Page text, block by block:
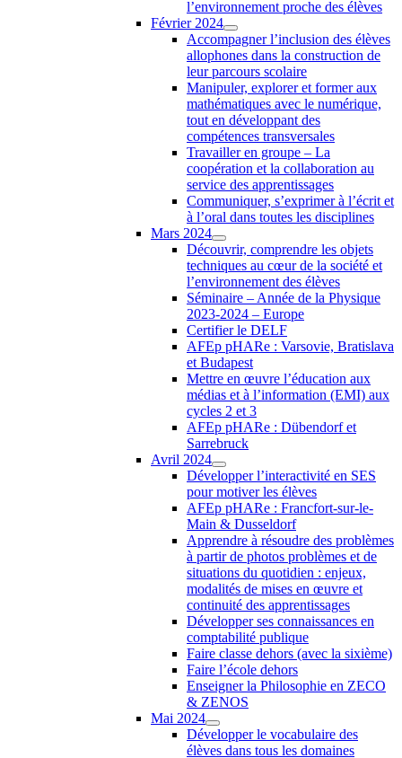
l’environnement proche des élèves
Février 2024
Accompagner l’inclusion des élèves
allophones dans la construction de
leur parcours scolaire
Manipuler, explorer et former aux
mathématiques avec le numérique,
tout en développant des
compétences transversales
Travailler en groupe – La
coopération et la collaboration au
service des apprentissages
Communiquer, s’exprimer à l’écrit et
à l’oral dans toutes les disciplines
Mars 2024
Découvrir, comprendre les objets
techniques au cœur de la société et
l’environnement des élèves
Séminaire – Année de la Physique
2023-2024 – Europe
Certifier le DELF
AFEp pHARe : Varsovie, Bratislava
et Budapest
Mettre en œuvre l’éducation aux
médias et à l’information (EMI) aux
cycles 2 et 3
AFEp pHARe : Dübendorf et
Sarrebruck
Avril 2024
Développer l’interactivité en SES
pour motiver les élèves
AFEp pHARe : Francfort-sur-le-
Main & Dusseldorf
Apprendre à résoudre des problèmes
à partir de photos problèmes et de
situations du quotidien : enjeux,
modalités de mises en œuvre et
continuité des apprentissages
Développer ses connaissances en
comptabilité publique
Faire classe dehors (avec la sixième)
Faire l’école dehors
Enseigner la Philosophie en ZECO
& ZENOS
Mai 2024
Développer le vocabulaire des
élèves dans tous les domaines